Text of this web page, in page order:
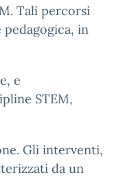
Tali percorsi
in
e
STEM,
Gli interventi,
da un